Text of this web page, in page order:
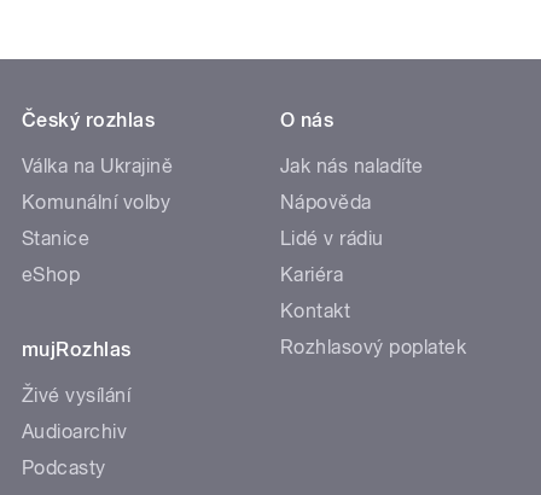
Český rozhlas
Válka na Ukrajině
Komunální volby
Stanice
eShop
mujRozhlas
Živé vysílání
Audioarchiv
Podcasty
O nás
Jak nás naladíte
Nápověda
Lidé v rádiu
Kariéra
Kontakt
Rozhlasový poplatek